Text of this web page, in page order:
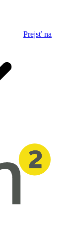
Prejsť na